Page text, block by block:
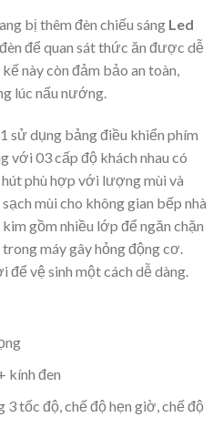
bị thêm đèn chiếu sáng Led
để quan sát thức ăn được dễ
này còn đảm bảo an toàn,
lúc nấu nướng.
sử dụng bảng điều khiển phím
với 03 cấp độ khách nhau có
phù hợp với lượng mùi và
mùi cho không gian bếp nhà
gồm nhiều lớp để ngăn chặn
máy gây hỏng động cơ.
vệ sinh một cách dễ dàng.
kính đen
3 tốc độ, chế độ hẹn giờ, chế độ